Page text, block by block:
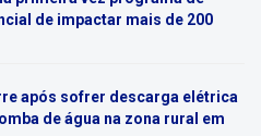
de impactar mais de 200
após sofrer descarga elétrica
de água na zona rural em